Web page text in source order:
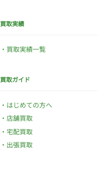
買取実績
買取実績一覧
買取ガイド
はじめての方へ
店舗買取
宅配買取
出張買取